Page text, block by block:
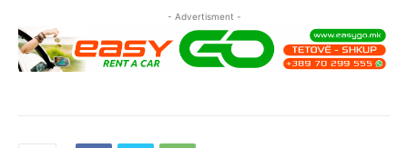
- Advertisment -